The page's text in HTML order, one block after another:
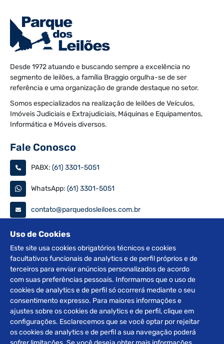
Desde 1972 atuando e buscando sempre a excelência no
segmento de leilões, a família Braggio orgulha-se de ser
referência e uma organização de grande destaque no setor.
Somos especializados na realização de leilões de Veículos,
Imóveis Judiciais e Extrajudiciais, Máquinas e Equipamentos,
Informática e Móveis diversos.
Fale Conosco
PABX: (61) 3301-5051
WhatsApp: (61) 3301-5051
contato@parquedosleiloes.com.br
Consulte seu documento
PESQUISAR
Siga nas redes
Uso de Cookies
Este site usa cookies obrigatórios técnicos e cookies
facultativos funcionais de analytics e de perfil próprios e de
terceiros para enviar anúncios personalizados de acordo
com suas preferências pessoais. Informamos que o uso de
cookies de analytics e de perfil só ocorrerá mediante o seu
consentimento expresso. Para maiores informações e
ajustes sobre os cookies de analytics e de perfil, clique em
configurações. Esclarecemos que se você optar por rejeitar
os cookies de analytics e de perfil a sua navegação poderá